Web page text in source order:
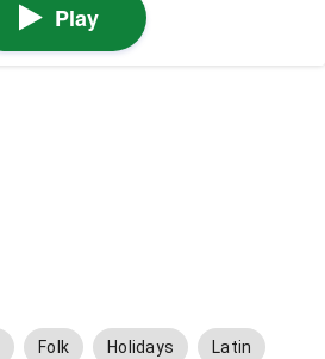
Play
Folk Holidays Latin